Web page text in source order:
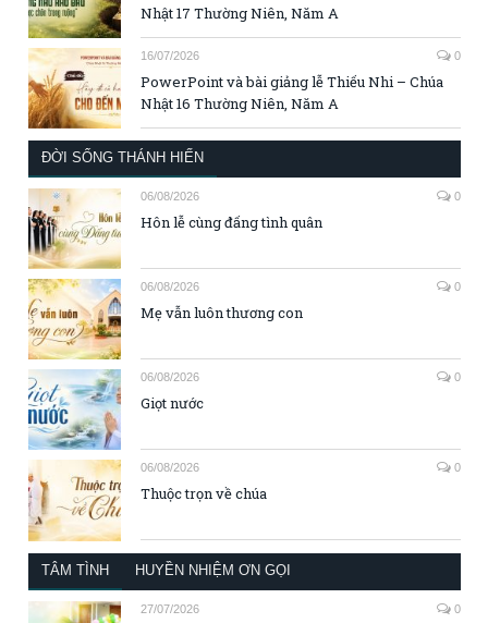
Nhật 17 Thường Niên, Năm A
16/07/2026 0
PowerPoint và bài giảng lễ Thiếu Nhi – Chúa
Nhật 16 Thường Niên, Năm A
ĐỜI SỐNG THÁNH HIẾN
06/08/2026 0
Hôn lễ cùng đấng tình quân
06/08/2026 0
Mẹ vẫn luôn thương con
06/08/2026 0
Giọt nước
06/08/2026 0
Thuộc trọn về chúa
TÂM TÌNH HUYỀN NHIỆM ƠN GỌI
27/07/2026 0